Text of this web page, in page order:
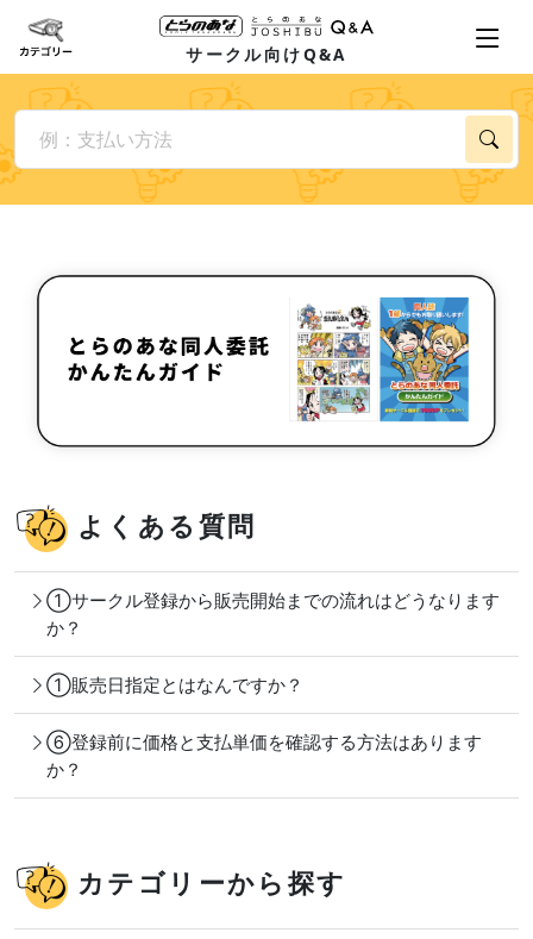
サークル向けQ&A
よくある質問
①サークル登録から販売開始までの流れはどうなります
か？
①販売日指定とはなんですか？
⑥登録前に価格と支払単価を確認する方法はあります
か？
カテゴリーから探す